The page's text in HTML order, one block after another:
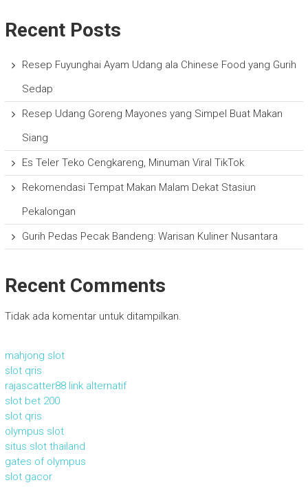
Recent Posts
Resep Fuyunghai Ayam Udang ala Chinese Food yang Gurih
Sedap
Resep Udang Goreng Mayones yang Simpel Buat Makan
Siang
Es Teler Teko Cengkareng, Minuman Viral TikTok
Rekomendasi Tempat Makan Malam Dekat Stasiun
Pekalongan
Gurih Pedas Pecak Bandeng: Warisan Kuliner Nusantara
Recent Comments
Tidak ada komentar untuk ditampilkan.
mahjong slot
slot qris
rajascatter88 link alternatif
slot bet 200
slot qris
olympus slot
situs slot thailand
gates of olympus
slot gacor